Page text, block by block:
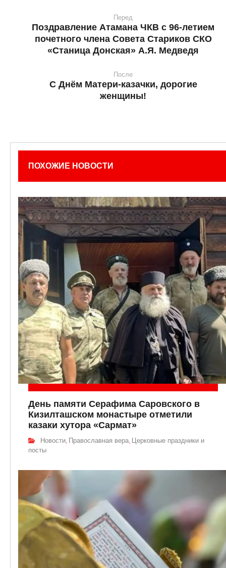
Перед
Поздравление Атамана ЧКВ с 96-летием
почетного члена Совета Стариков СКО
«Станица Донская» А.Я. Медведя
После
С Днём Матери-казачки, дорогие
женщины!
ПОХОЖИЕ НОВОСТИ
День памяти Серафима Саровского в
Кизилташском монастыре отметили
казаки хутора «Сармат»
Новости, Православная вера, Церковные праздники и
посты